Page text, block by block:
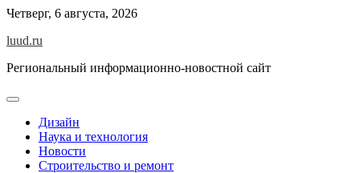
Skip
content
Четверг, 6 августа, 2026
luud.ru
Региональный информационно-новостной сайт
Дизайн
Наука и технология
Новости
Строительство и ремонт